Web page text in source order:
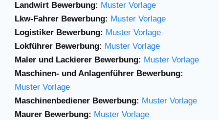
Landwirt Bewerbung: Muster Vorlage
Lkw-Fahrer Bewerbung: Muster Vorlage
Logistiker Bewerbung: Muster Vorlage
Lokführer Bewerbung: Muster Vorlage
Maler und Lackierer Bewerbung: Muster Vorlage
Maschinen- und Anlagenführer Bewerbung:
Muster Vorlage
Maschinenbediener Bewerbung: Muster Vorlage
Maurer Bewerbung: Muster Vorlage